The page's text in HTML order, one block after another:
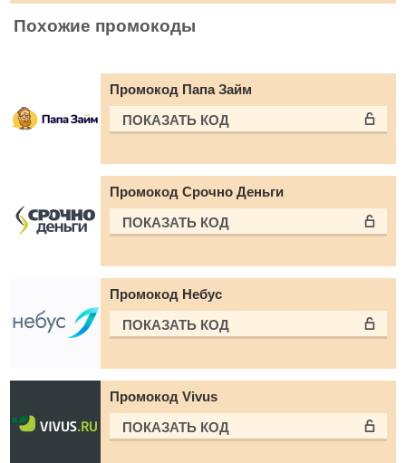
Похожие промокоды
Промокод Папа Займ
ПОКАЗАТЬ КОД
Промокод Срочно Деньги
ПОКАЗАТЬ КОД
Промокод Небус
ПОКАЗАТЬ КОД
Промокод Vivus
ПОКАЗАТЬ КОД